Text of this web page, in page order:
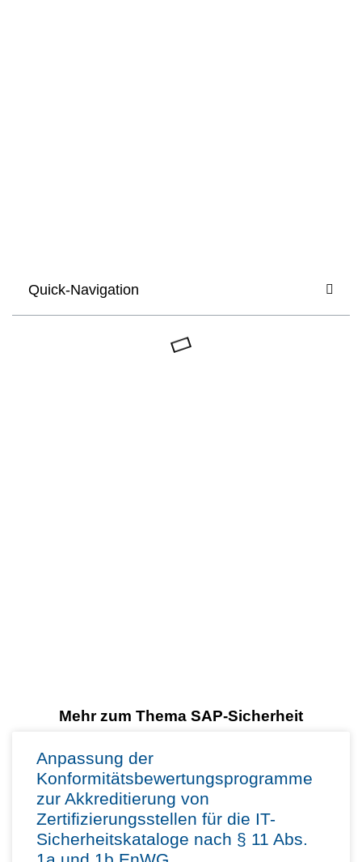
Quick-Navigation
Mehr zum Thema SAP-Sicherheit
Anpassung der
Konformitätsbewertungsprogramme
zur Akkreditierung von
Zertifizierungsstellen für die IT-
Sicherheitskataloge nach § 11 Abs.